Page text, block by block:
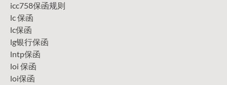
icc758保函规则
lc 保函
lc保函
lg银行保函
lntp保函
loi 保函
loi保函